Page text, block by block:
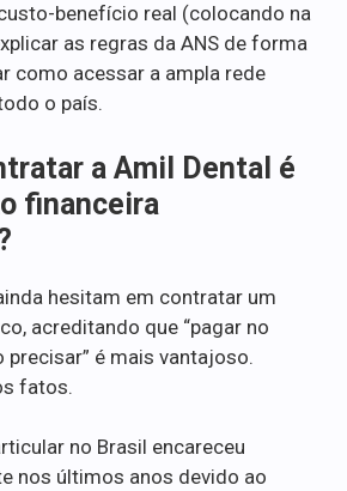
benefício real (colocando na
as regras da ANS de forma
como acessar a ampla rede
o país.
a Amil Dental é
financeira
hesitam em contratar um
acreditando que “pagar no
precisar” é mais vantajoso.
fatos.
no Brasil encareceu
nos últimos anos devido ao